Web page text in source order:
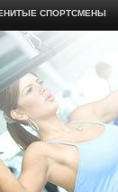
СПОРТСМЕНЫ